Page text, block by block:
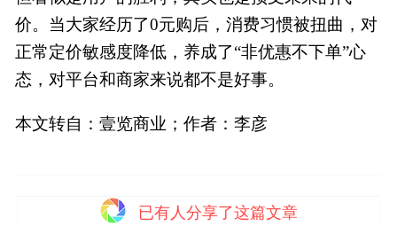
价。当大家经历了0元购后，消费习惯被扭曲，对
正常定价敏感度降低，养成了“非优惠不下单”心
态，对平台和商家来说都不是好事。
本文转自：壹览商业；作者：李彦
已有 人分享了这篇文章